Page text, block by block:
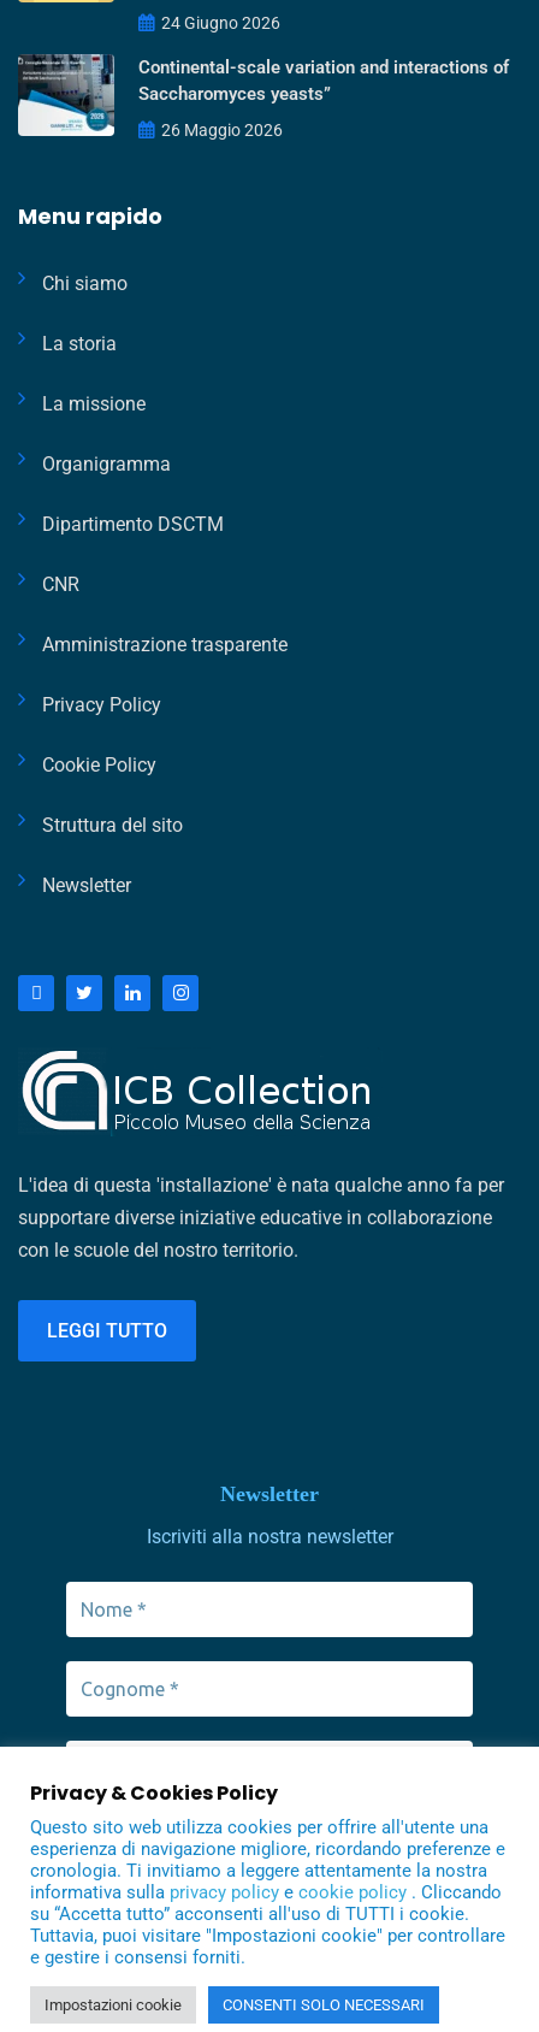
24 Giugno 2026
Continental-scale variation and interactions of
Saccharomyces yeasts”
26 Maggio 2026
Menu rapido
Chi siamo
La storia
La missione
Organigramma
Dipartimento DSCTM
CNR
Amministrazione trasparente
Privacy Policy
Cookie Policy
Struttura del sito
Newsletter
L'idea di questa 'installazione' è nata qualche anno fa per
supportare diverse iniziative educative in collaborazione
con le scuole del nostro territorio.
LEGGI TUTTO
Newsletter
Iscriviti alla nostra newsletter
Privacy & Cookies Policy
Questo sito web utilizza cookies per offrire all'utente una
esperienza di navigazione migliore, ricordando preferenze e
cronologia. Ti invitiamo a leggere attentamente la nostra
informativa sulla privacy policy e cookie policy . Cliccando
su “Accetta tutto” acconsenti all'uso di TUTTI i cookie.
Tuttavia, puoi visitare "Impostazioni cookie" per controllare
e gestire i consensi forniti.
Impostazioni cookie CONSENTI SOLO NECESSARI